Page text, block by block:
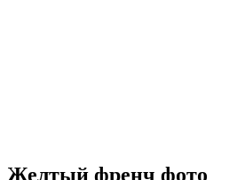
Желтый френч фото